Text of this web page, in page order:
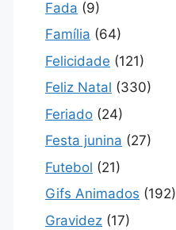
Fada (9)
Família (64)
Felicidade (121)
Feliz Natal (330)
Feriado (24)
Festa junina (27)
Futebol (21)
Gifs Animados (192)
Gravidez (17)